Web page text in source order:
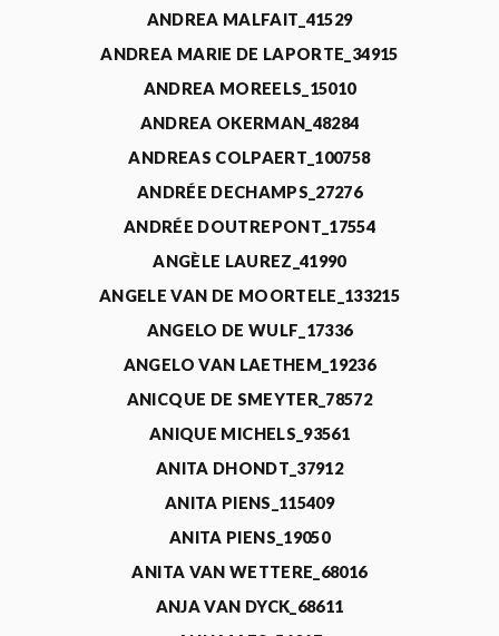
ANDREA MALFAIT_41529
ANDREA MARIE DE LAPORTE_34915
ANDREA MOREELS_15010
ANDREA OKERMAN_48284
ANDREAS COLPAERT_100758
ANDRÉE DECHAMPS_27276
ANDRÉE DOUTREPONT_17554
ANGÈLE LAUREZ_41990
ANGELE VAN DE MOORTELE_133215
ANGELO DE WULF_17336
ANGELO VAN LAETHEM_19236
ANICQUE DE SMEYTER_78572
ANIQUE MICHELS_93561
ANITA DHONDT_37912
ANITA PIENS_115409
ANITA PIENS_19050
ANITA VAN WETTERE_68016
ANJA VAN DYCK_68611